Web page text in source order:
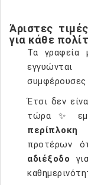
Άριστες
για κάθε
Τα γραφεία
συμφέρουσες
Έτσι δεν
τώρα ✨
περίπλοκη
προτέρων
αδιέξοδο